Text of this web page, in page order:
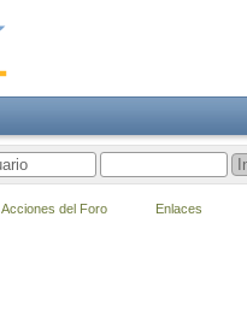
Acciones del Foro Enlaces